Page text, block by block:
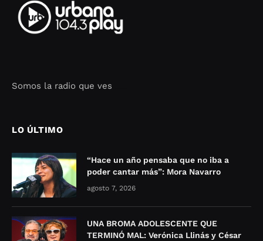
Somos la radio que ves
LO ÚLTIMO
“Hace un año pensaba que no iba a
poder cantar más”: Mora Navarro
agosto 7, 2026
UNA BROMA ADOLESCENTE QUE
TERMINÓ MAL: Verónica Llinás y César